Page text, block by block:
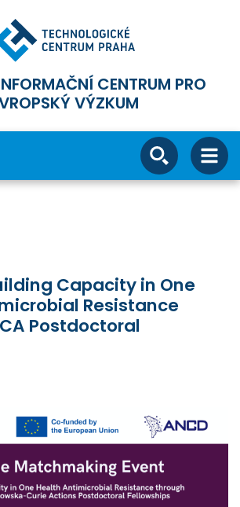
CENTRUM PRO
VÝZKUM
Capacity in One
Resistance
Postdoctoral